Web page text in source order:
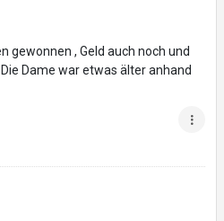
gewonnen , Geld auch noch und
Dame war etwas älter anhand